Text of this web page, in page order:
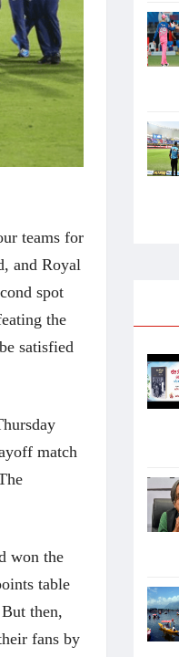
teams for
and Royal
spot
the
satisfied
match
won the
table
then,
fans by
सोमनाथ कोमरपंत
17 Jul 2026
भाषण